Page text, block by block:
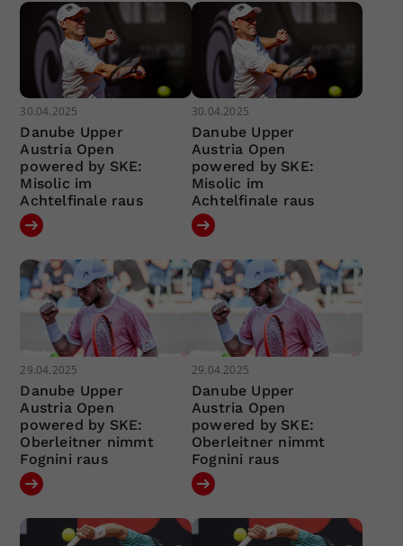
30.04.2025
Danube Upper
Austria Open
powered by SKE:
Misolic im
Achtelfinale raus
30.04.2025
Danube Upper
Austria Open
powered by SKE:
Misolic im
Achtelfinale raus
29.04.2025
Danube Upper
Austria Open
powered by SKE:
Oberleitner nimmt
Fognini raus
29.04.2025
Danube Upper
Austria Open
powered by SKE:
Oberleitner nimmt
Fognini raus